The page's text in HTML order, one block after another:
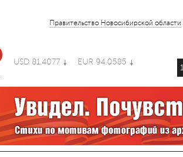
Правительство Новосибирской области
USD 81.4077 EUR 94.0585